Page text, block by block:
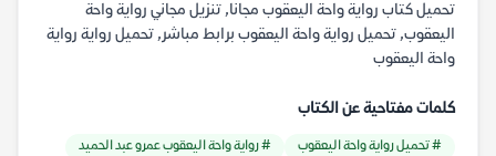
تحميل كتاب رواية واحة اليعقوب مجانا, تنزيل مجاني رواية واحة
اليعقوب, تحميل رواية واحة اليعقوب برابط مباشر, تحميل رواية رواية
واحة اليعقوب
كلمات مفتاحية عن الكتاب
# تحميل رواية واحة اليعقوب
# رواية واحة اليعقوب عمرو عبد الحميد